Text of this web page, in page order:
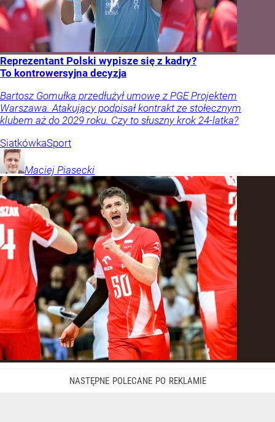
Reprezentant Polski wypisze się z kadry?
To kontrowersyjna decyzja
Bartosz Gomułka przedłużył umowę z PGE Projektem
Warszawa. Atakujący podpisał kontrakt ze stołecznym
klubem aż do 2029 roku. Czy to słuszny krok 24-latka?
SiatkówkaSport
Maciej Piasecki